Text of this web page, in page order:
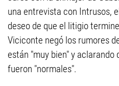
una entrevista con Intrusos,
deseo de que el litigio
Viciconte negó los rumores
están "muy bien" y
fueron "normales".